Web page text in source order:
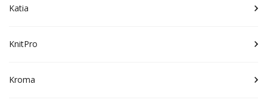
Katia
KnitPro
Kroma